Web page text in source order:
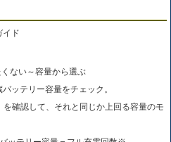
イド
ない～容量から選ぶ
ッテリー容量をチェック。
確認して、それと同じか上回る容量のモ